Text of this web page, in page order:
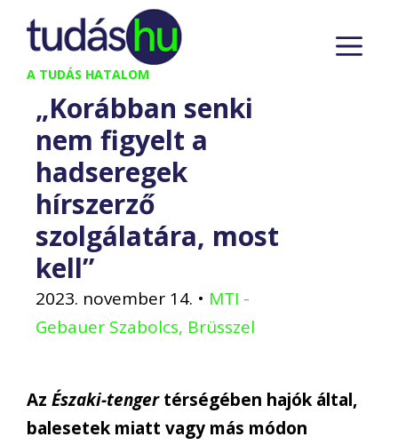
Kilépés
tartalomba
A TUDÁS HATALOM
„Korábban senki
nem figyelt a
hadseregek
hírszerző
szolgálatára, most
kell”
2023. november 14. • MTI -
Gebauer Szabolcs, Brüsszel
Az Északi-tengertérségében hajók által,
balesetek miatt vagy más módon